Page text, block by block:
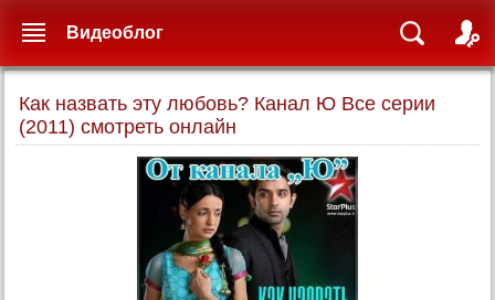
Как назвать эту любовь? Канал Ю Все серии
(2011) смотреть онлайн
Видеоблог